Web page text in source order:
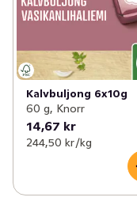
Kalvbuljong 6x10g
60 g, Knorr
14,67 kr
244,50 kr /kg